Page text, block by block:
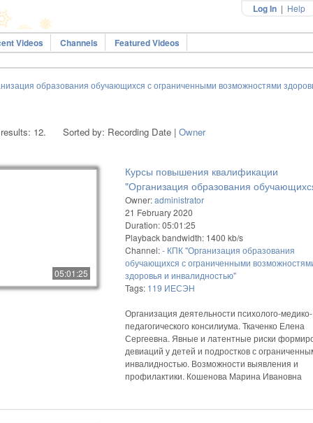
Log In | Help
Videos Channels Featured Videos
образования обучающихся с ограниченными возможностями
12. Sorted by: Recording Date | Owner
05:01:25
Курсы повышения квалификации
"Организация образования
ограниченными возможностями
инвалидностью"
Owner:administrator
21 February 2020
Duration: 05:01:25
Playback bandwidth: 1400 kb/s
Channel:- КПК "Организация образования
обучающихся с ограниченными
здоровья и инвалидностью"
Tags: 119 ИЕСЭН
Организация деятельности психолого-медико-
педагогического консилиума. Ткаченко Елена
Сергеевна. Явные и латентные риски
девиаций у детей и подростков с
инвалидностью. Возможности выявления и
профилактики. Кошенова Марина Ивановна